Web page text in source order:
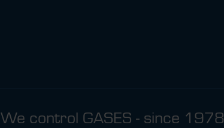
We control GASES - since 1978